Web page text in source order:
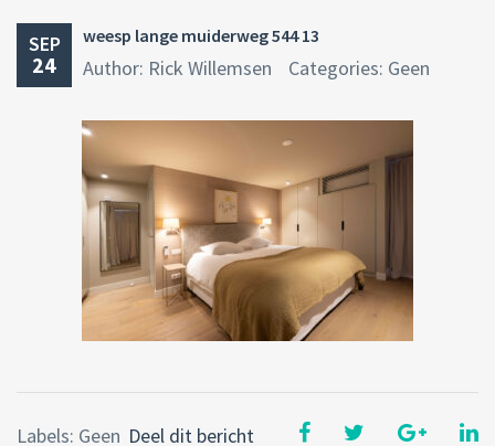
SEP
24
weesp lange muiderweg 544 13
Author: Rick Willemsen Categories: Geen
Deel dit bericht
Labels: Geen